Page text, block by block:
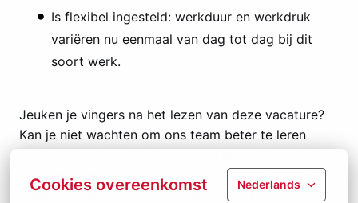
Cookies overeenkomst Nederlands
Is flexibel ingesteld: werkduur en werkdruk
variëren nu eenmaal van dag tot dag bij dit
soort werk.
Jeuken je vingers na het lezen van deze vacature?
Kan je niet wachten om ons team beter te leren
wie weet behoor jij binnenkort tot onze Vinitex-
familie! Stuur ons nu je cv naar
vacatures@vinitex.nl